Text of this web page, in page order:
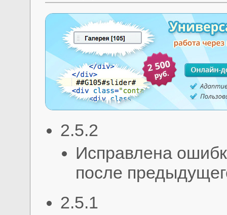
2.5.2
Исправлена
после
2.5.1